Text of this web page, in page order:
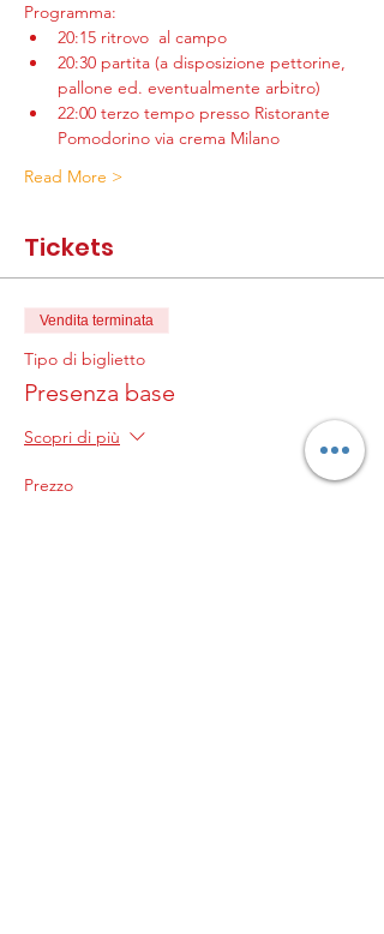
Programma:
20:15 ritrovo  al campo
20:30 partita (a disposizione pettorine,
pallone ed. eventualmente arbitro)
22:00 terzo tempo presso Ristorante
Pomodorino via crema Milano
Read More >
Tickets
Vendita terminata
Tipo di biglietto
Presenza base
Scopri di più
Prezzo